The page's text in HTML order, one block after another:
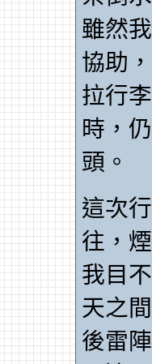
雖然
協助
拉行
時，
頭。
這次
往，
我目
天之
後雷